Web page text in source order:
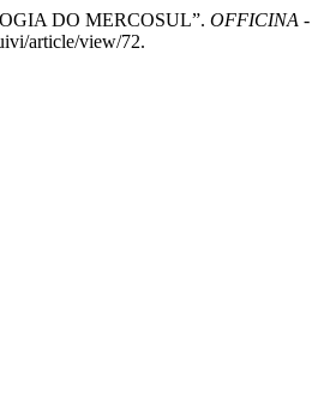
DO MERCOSUL”. OFFICINA -
article/view/72.